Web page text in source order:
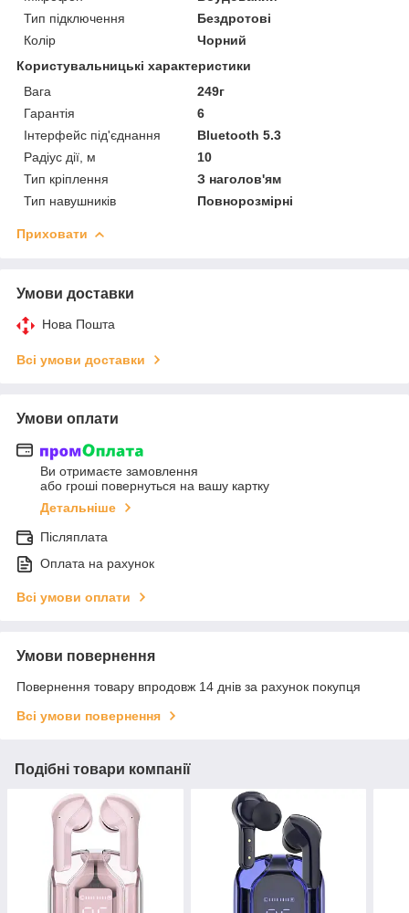
Тип підключення
Бездротові
Колір
Чорний
Користувальницькі характеристики
Вага
249г
Гарантія
6
Інтерфейс під'єднання
Bluetooth 5.3
Радіус дії, м
10
Тип кріплення
З наголов'ям
Тип навушників
Повнорозмірні
Приховати
Умови доставки
Нова Пошта
Всі умови доставки
Умови оплати
Ви отримаєте замовлення
або гроші повернуться на вашу картку
Детальніше
Післяплата
Оплата на рахунок
Всі умови оплати
Умови повернення
Повернення товару впродовж 14 днів за рахунок покупця
Всі умови повернення
Подібні товари компанії